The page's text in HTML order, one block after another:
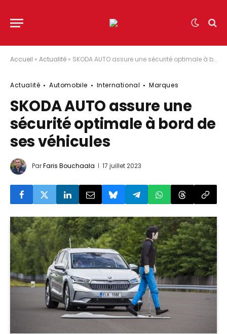
Accueil » Actualité » SKODA AUTO assure une sécurité optimale à bord de ses véhicules
Actualité Automobile International Marques
SKODA AUTO assure une
sécurité optimale à bord de
ses véhicules
ParFaris Bouchaala 17 juillet 2023